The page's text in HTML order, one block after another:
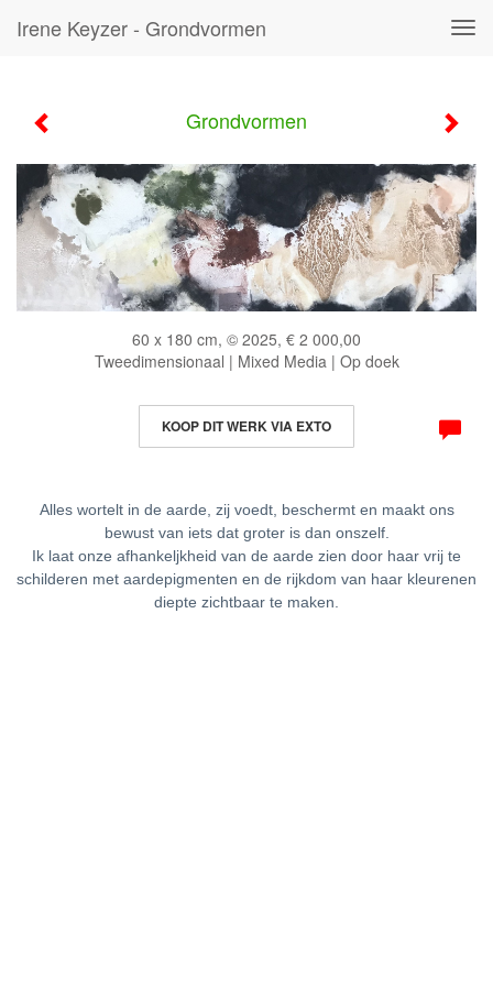
Irene Keyzer - Grondvormen
Grondvormen
60 x 180 cm, © 2025, € 2 000,00
Tweedimensionaal | Mixed Media | Op doek
KOOP DIT WERK VIA EXTO
Alles wortelt in de aarde, zij voedt, beschermt en maakt ons
bewust van iets dat groter is dan onszelf.
Ik laat onze afhankeljkheid van de aarde zien door haar vrij te
schilderen met aardepigmenten en de rijkdom van haar kleurenen
diepte zichtbaar te maken.